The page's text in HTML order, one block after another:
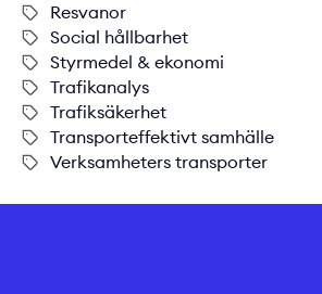
Resvanor
Social hållbarhet
Styrmedel & ekonomi
Trafikanalys
Trafiksäkerhet
Transporteffektivt samhälle
Verksamheters transporter